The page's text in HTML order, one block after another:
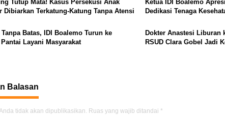
Tutup Mata! Kasus Persekusi Anak
Dibiarkan Terkatung-Katung Tanpa Atensi
Ketua IDI Boalemo
Dedikasi Tenaga
Batas, IDI Boalemo Turun ke
Layani Masyarakat
Dokter Anastesi Liburan
RSUD Clara Gobel Jadi
Balasan
tidak akan dipublikasikan. Ruas yang wajib ditandai *